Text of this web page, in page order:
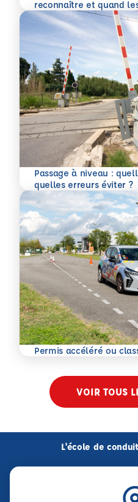
reconnaître et quand
Passage à niveau :
quelles erreurs éviter ?
En savoir plus
Permis accéléré ou
En savoir plus
VOIR TOUS
L'école de